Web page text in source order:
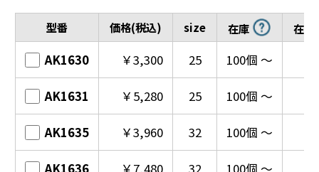
型番
AK1630
AK1631
AK1635
AK1636
価格(税込) size 在庫 在庫
￥3,300 25 100個 ～
￥5,280 25 100個 ～
￥3,960 32 100個 ～
￥7,480 32 100個 ～